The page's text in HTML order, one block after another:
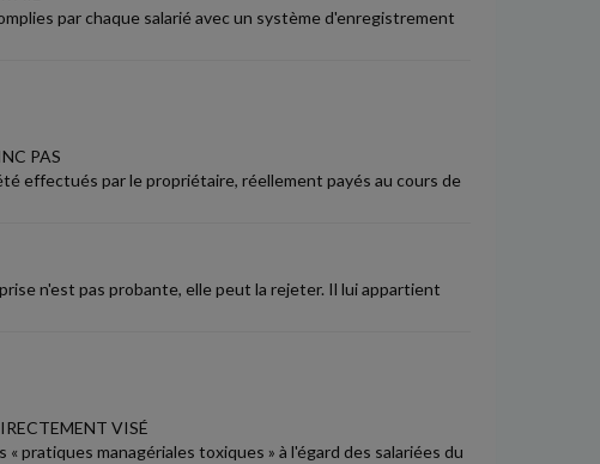
par chaque salarié avec un système d'enregistrement
PAS
effectués par le propriétaire, réellement payés au cours de
n'est pas probante, elle peut la rejeter. Il lui appartient
VISÉ
pratiques managériales toxiques » à l'égard des salariées du